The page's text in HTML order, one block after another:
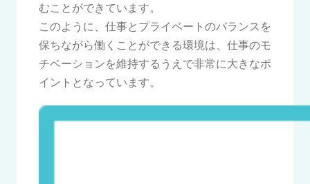
むことができています。
このように、仕事とプライベートのバランスを
保ちながら働くことができる環境は、仕事のモ
チベーションを維持するうえで非常に大きなポ
イントとなっています。